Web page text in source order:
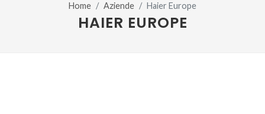
Home Aziende Haier Europe
HAIER EUROPE